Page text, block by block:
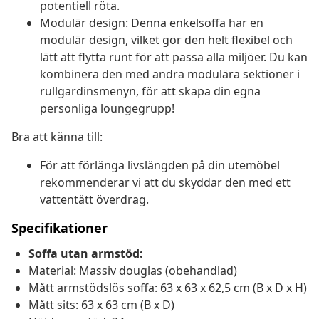
potentiell röta.
Modulär design: Denna enkelsoffa har en
modulär design, vilket gör den helt flexibel och
lätt att flytta runt för att passa alla miljöer. Du kan
kombinera den med andra modulära sektioner i
rullgardinsmenyn, för att skapa din egna
personliga loungegrupp!
Bra att känna till:
För att förlänga livslängden på din utemöbel
rekommenderar vi att du skyddar den med ett
vattentätt överdrag.
Specifikationer
Soffa utan armstöd:
Material: Massiv douglas (obehandlad)
Mått armstödslös soffa: 63 x 63 x 62,5 cm (B x D x H)
Mått sits: 63 x 63 cm (B x D)